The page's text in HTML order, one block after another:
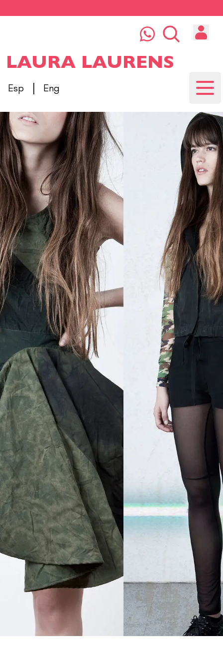
LAURA LAURENS
Esp | Eng